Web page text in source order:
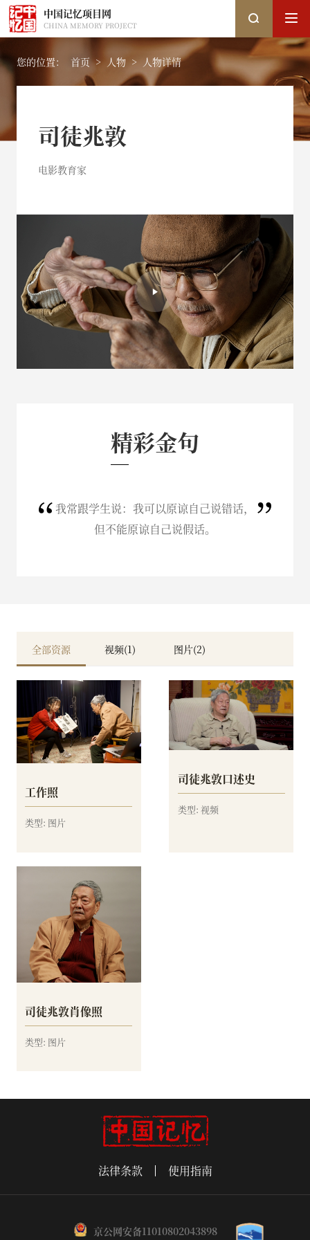
中国记忆项目网
CHINA MEMORY PROJECT
您的位置： 首页 > 人物 > 人物详情
司徒兆敦
电影教育家
精彩金句
我常跟学生说：我可以原谅自己说错话，
但不能原谅自己说假话。
全部资源 视频(1) 图片(2)
工作照
类型: 图片
司徒兆敦口述史
类型: 视频
司徒兆敦肖像照
类型: 图片
热搜关键词：
法律条款 使用指南
京公网安备11010802043898